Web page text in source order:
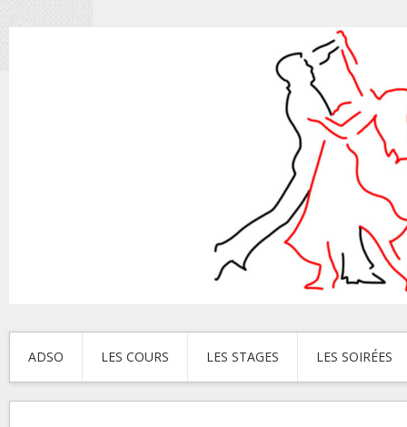
ADSO LES COURS LES STAGES LES SOIRÉES